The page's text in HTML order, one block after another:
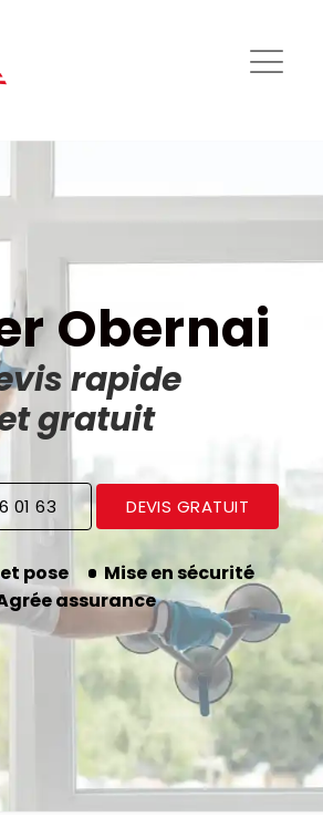
Obernai
rapide
gratuit
01 63 DEVIS GRATUIT
pose
Mise en sécurité
assurance